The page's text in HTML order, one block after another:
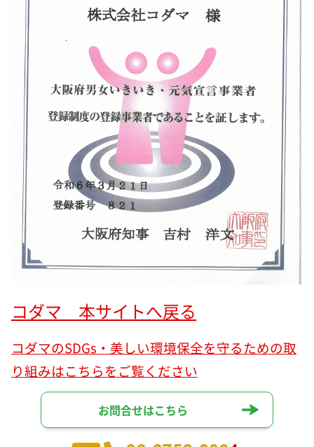
コダマ 本サイトへ戻る
コダマのSDGs・美しい環境保全を守るための取
り組みはこちらをご覧ください
お問合せはこちら